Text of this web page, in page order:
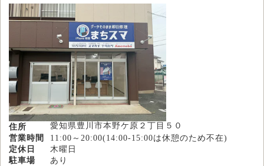
住所
愛知県豊川市本野ケ原２丁目５０
営業時間
11:00～20:00(14:00-15:00は休憩のため不在)
定休日
木曜日
駐車場
あり